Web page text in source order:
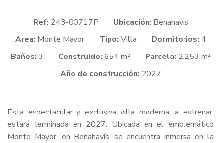
Ref: 243-00717P Ubicación: Benahavis
Area: Monte Mayor Tipo: Villa Dormitorios: 4
Baños: 3 Construido: 654 m² Parcela: 2.253 m²
Año de construcción: 2027
Esta espectacular y exclusiva villa moderna, a estrenar,
estará terminada en 2027. Ubicada en el emblemático
Monte Mayor, en Benahavís, se encuentra inmersa en la